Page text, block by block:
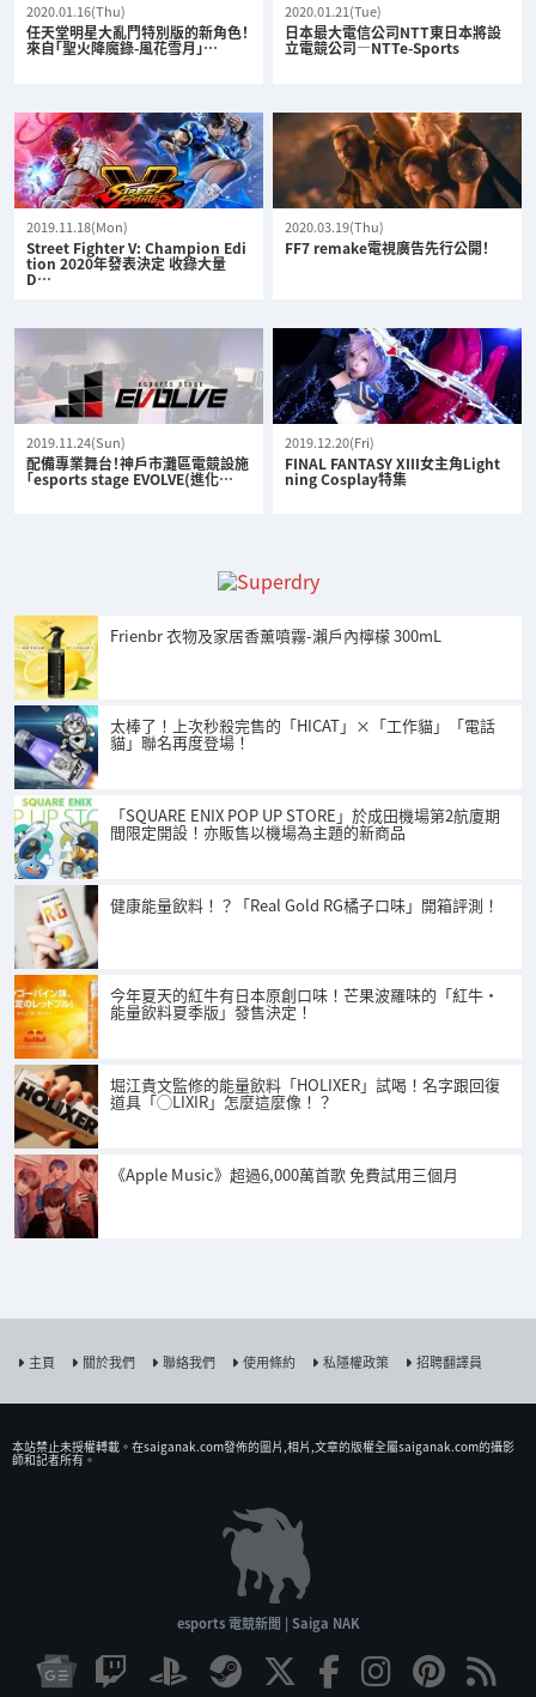
2020.01.16(Thu)
任天堂明星大亂鬥特別版的新角色！
來自「聖火降魔錄-風花雪月」…
2020.01.21(Tue)
日本最大電信公司NTT東日本將設
立電競公司—NTTe-Sports
2019.11.18(Mon)
Street Fighter V: Champion Edi
tion 2020年發表決定 收錄大量
D…
2020.03.19(Thu)
FF7 remake電視廣告先行公開！
2019.11.24(Sun)
配備專業舞台！神戶市灘區電競設施
「esports stage EVOLVE(進化…
2019.12.20(Fri)
FINAL FANTASY XIII女主角Light
ning Cosplay特集
Frienbr 衣物及家居香薰噴霧-瀨戶內檸檬 300mL
太棒了！上次秒殺完售的「HICAT」×「工作貓」「電話
貓」聯名再度登場！
「SQUARE ENIX POP UP STORE」於成田機場第2航廈期
間限定開設！亦販售以機場為主題的新商品
健康能量飲料！？「Real Gold RG橘子口味」開箱評測！
今年夏天的紅牛有日本原創口味！芒果波羅味的「紅牛・
能量飲料夏季版」發售決定！
堀江貴文監修的能量飲料「HOLIXER」試喝！名字跟回復
道具「◯LIXIR」怎麼這麼像！？
《Apple Music》超過6,000萬首歌 免費試用三個月
主頁 關於我們 聯絡我們 使用條約 私隱權政策 招聘翻譯員
本站禁止未授權𨍭載。在saiganak.com發佈的圖片,相片,文章的版權全屬saiganak.com的攝影
師和記者所有。
esports 電競新聞 | Saiga NAK